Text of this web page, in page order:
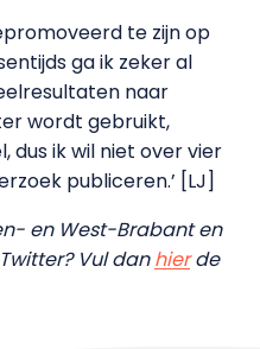
te zijn op
ga ik zeker al
naar
wordt gebruikt,
dus ik wil niet over vier
publiceren.’ [LJ]
en West-Brabant en
Vul danhierde